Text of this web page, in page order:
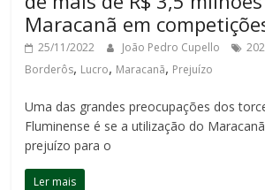
Maracanã em
25/11/2022 João Pedro Cupello
Borderôs, Lucro, Maracanã, Prejuízo
Uma das grandes preocupações dos
Fluminense é se a utilização do
prejuízo para o
Ler mais